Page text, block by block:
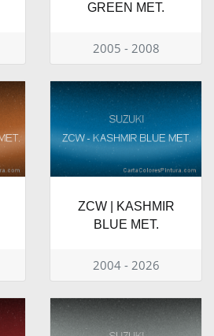
GREEN MET.
2005 - 2008
ZCW | KASHMIR
BLUE MET.
2004 - 2026